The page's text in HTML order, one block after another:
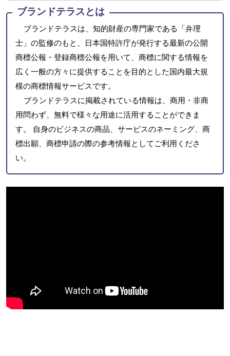
ブランドテラスとは
ブランドテラスは、知的財産の専門家である「弁理
士」の監修のもと、日本国特許庁が発行する最新の公開
商標公報・登録商標公報を用いて、商標に関する情報を
広く一般の方々に提供することを目的とした国内最大規
模の商標情報サービスです。
ブランドテラスに掲載されている情報は、商用・非商
用問わず、無料で様々な用途に活用することができま
す。 自身のビジネスの商品、サービスのネーミング、商
標出願、商標申請の際の参考情報としてご利用くださ
い。